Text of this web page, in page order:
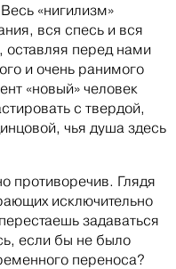
«нигилизм»
вся спесь и вся
оставляя перед нами
и очень ранимого
«новый» человек
с твердой,
чья душа здесь
противоречив. Глядя
исключительно
задаваться
если бы не было
переноса?